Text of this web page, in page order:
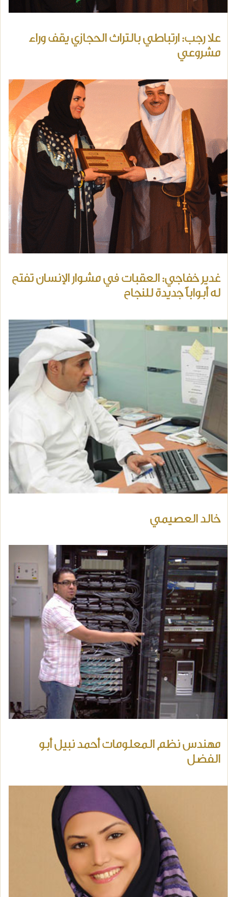
علا رجب: ارتباطي بالتراث الحجازي يقف وراء
مشروعي
غدير خفاجي: العقبات في مشوار الإنسان تفتح
له أبواباً جديدة للنجاح
خالد العصيمي
مهندس نظم المعلومات أحمد نبيل أبو
الفضل